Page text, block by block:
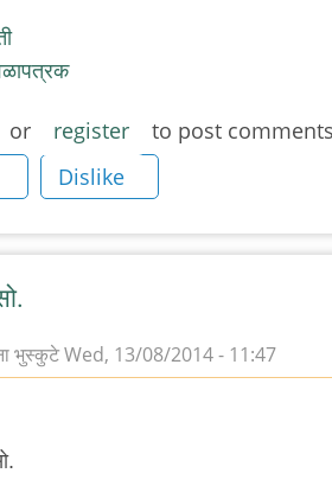
or register
to post comments
Dislike
भुस्कुटेWed, 13/08/2014 - 11:47